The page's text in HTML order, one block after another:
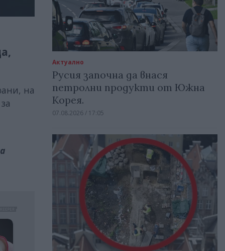
на
Актуално
Русия започна да внася
петролни продукти от Южна
Корея.
07.08.2026 / 17:05